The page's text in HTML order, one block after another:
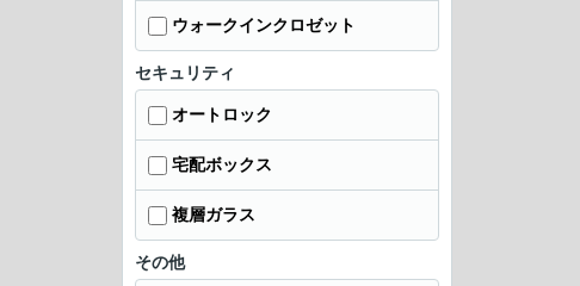
ウォークインクロゼット
セキュリティ
オートロック
宅配ボックス
複層ガラス
その他